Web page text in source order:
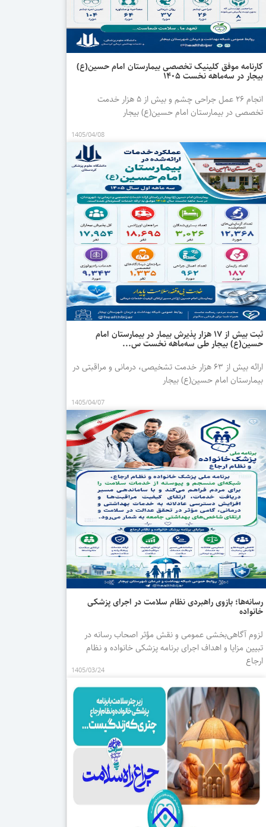
کارنامه موفق کلینیک تخصصی بیمارستان امام حسین(ع)
بیجار در سه‌ماهه نخست ۱۴۰۵
انجام ۲۶ عمل جراحی چشم و بیش از ۵ هزار خدمت
تخصصی در بیمارستان امام حسین(ع) بیجار
1405/04/08
ثبت بیش از ۱۷ هزار پذیرش بیمار در بیمارستان امام
حسین(ع) بیجار طی سه‌ماهه نخست س...
ارائه بیش از ۶۳ هزار خدمت تشخیصی، درمانی و مراقبتی در
بیمارستان امام حسین(ع) بیجار
1405/04/07
رسانه‌ها؛ بازوی راهبردی نظام سلامت در اجرای پزشکی
خانواده
لزوم آگاهی‌بخشی عمومی و نقش مؤثر اصحاب رسانه در
تبیین مزایا و اهداف اجرای برنامه پزشکی خانواده و نظام
ارجاع
1405/03/24